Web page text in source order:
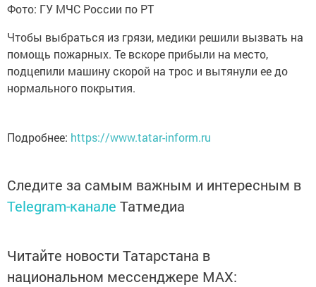
Фото: ГУ МЧС России по РТ
Чтобы выбраться из грязи, медики решили вызвать на
помощь пожарных. Те вскоре прибыли на место,
подцепили машину скорой на трос и вытянули ее до
нормального покрытия.
Подробнее: https://www.tatar-inform.ru
Следите за самым важным и интересным в
Telegram-канале Татмедиа
Читайте новости Татарстана в
национальном мессенджере MАХ: